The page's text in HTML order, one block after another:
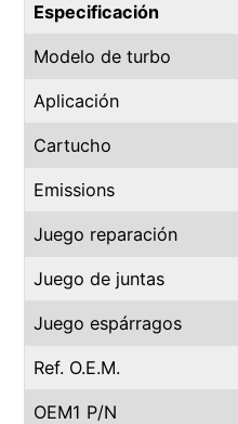
Especificación
Modelo de turbo
Aplicación
Cartucho
Emissions
Juego reparación
Juego de juntas
Juego espárragos
Ref. O.E.M.
OEM1 P/N